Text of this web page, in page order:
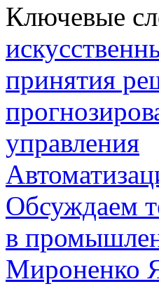
Ключевые
принятия
управления
Обсуждаем
в
Мироненко